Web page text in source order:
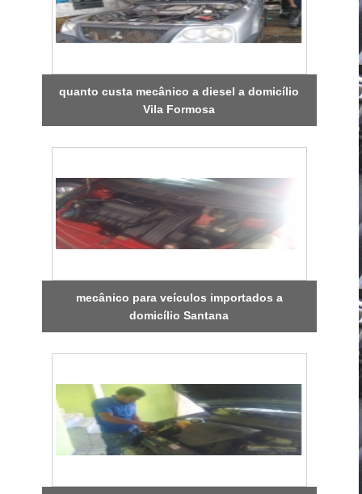
quanto custa mecânico a diesel a domicílio
Vila Formosa
mecânico para veículos importados a
domicílio Santana